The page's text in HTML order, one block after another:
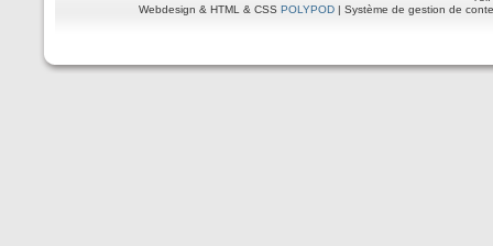
Webdesign & HTML & CSS POLYPOD| Système de gestion de